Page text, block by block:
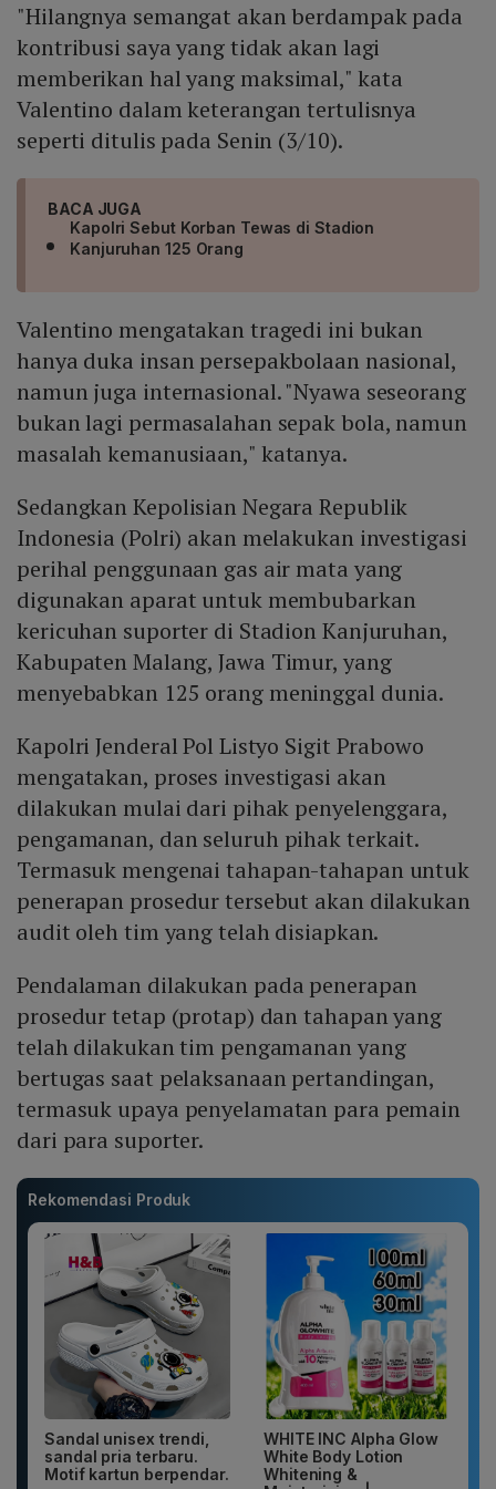
"Hilangnya semangat akan berdampak pada
kontribusi saya yang tidak akan lagi
memberikan hal yang maksimal," kata
Valentino dalam keterangan tertulisnya
seperti ditulis pada Senin (3/10).
BACA JUGA
Kapolri Sebut Korban Tewas di Stadion
Kanjuruhan 125 Orang
Valentino mengatakan tragedi ini bukan
hanya duka insan persepakbolaan nasional,
namun juga internasional. "Nyawa seseorang
bukan lagi permasalahan sepak bola, namun
masalah kemanusiaan," katanya.
Sedangkan Kepolisian Negara Republik
Indonesia (Polri) akan melakukan investigasi
perihal penggunaan gas air mata yang
digunakan aparat untuk membubarkan
kericuhan suporter di Stadion Kanjuruhan,
Kabupaten Malang, Jawa Timur, yang
menyebabkan 125 orang meninggal dunia.
Kapolri Jenderal Pol Listyo Sigit Prabowo
mengatakan, proses investigasi akan
dilakukan mulai dari pihak penyelenggara,
pengamanan, dan seluruh pihak terkait.
Termasuk mengenai tahapan-tahapan untuk
penerapan prosedur tersebut akan dilakukan
audit oleh tim yang telah disiapkan.
Pendalaman dilakukan pada penerapan
prosedur tetap (protap) dan tahapan yang
telah dilakukan tim pengamanan yang
bertugas saat pelaksanaan pertandingan,
termasuk upaya penyelamatan para pemain
dari para suporter.
Rekomendasi Produk
Sandal unisex trendi,
sandal pria terbaru.
Motif kartun berpendar.
WHITE INC Alpha Glow
White Body Lotion
Whitening &